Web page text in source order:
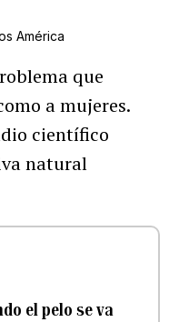
América
que
a mujeres.
científico
natural
el pelo se va